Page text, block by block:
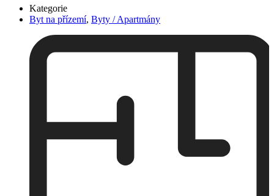
Kategorie
Byt na přízemí,Byty / Apartmány